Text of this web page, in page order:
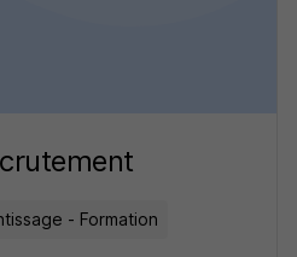
- Formation